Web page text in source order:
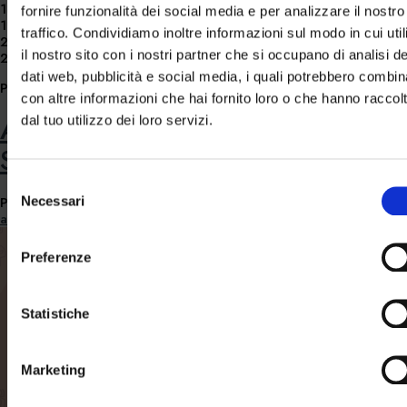
fornire funzionalità dei social media e per analizzare il nostro
traffico. Condividiamo inoltre informazioni sul modo in cui
il nostro sito con i nostri partner che si occupano di analisi
dati web, pubblicità e social media, i quali potrebbero
con altre informazioni che hai fornito loro o che hanno
dal tuo utilizzo dei loro servizi.
del
consenso
Necessari
Preferenze
Statistiche
Marketing
18.15 Sound Moment meditativo
19.00 Savonage in bagno turco
20.30Highlight Pop– Aufguss in sauna
22.45 Bye Bye Pop Music! Good Night Aufguss
Posted inNon categorizzato
Aquagranda Wellness Aperitif | I
Super Eroi
Posted on7 Febbraio 2020
acquagranda